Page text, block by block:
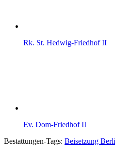
Rk. St. Hedwig-Friedhof II
Ev. Dom-Friedhof II
Bestattungen-Tags: Beisetzung